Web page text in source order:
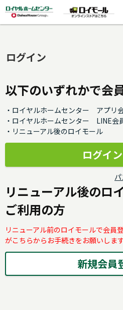
ログイン
以下のいずれかで会
・ロイヤルホームセンター アプリ
・ロイヤルホームセンター LINE会
・リニューアル後のロイモール
リニューアル後のロ
ご利用の方
リニューアル前のロイモールで会員
がこちらからお手続きをお願いします